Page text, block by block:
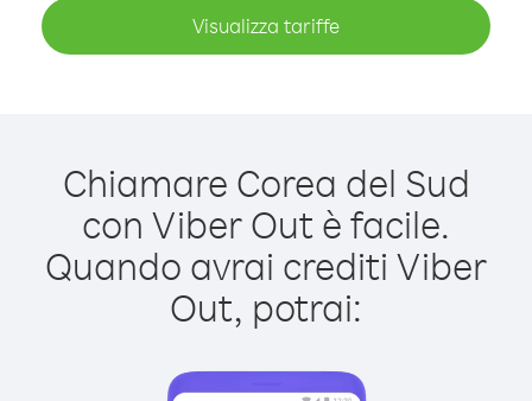
Visualizza tariffe
Chiamare Corea del Sud
con Viber Out è facile.
Quando avrai crediti Viber
Out, potrai: